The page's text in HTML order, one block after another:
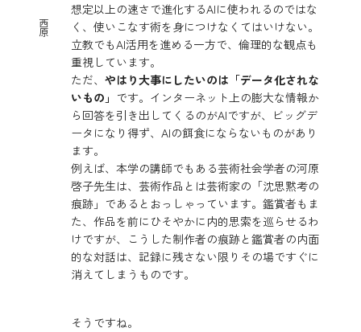
西
原
想定以上の速さで進化するAIに使われるのではな
く、使いこなす術を身につけなくてはいけない。
立教でもAI活用を進める一方で、倫理的な観点も
重視しています。
ただ、 やはり大事にしたいのは「データ化されな
いもの」 です。インターネット上の膨大な情報か
ら回答を引き出してくるのがAIですが、ビッグデ
ータになり得ず、AIの餌食にならないものがあり
ます。
例えば、本学の講師でもある芸術社会学者の河原
啓子先生は、芸術作品とは芸術家の「沈思黙考の
痕跡」であるとおっしゃっています。鑑賞者もま
た、作品を前にひそやかに内的思索を巡らせるわ
けですが、こうした制作者の痕跡と鑑賞者の内面
的な対話は、記録に残さない限りその場ですぐに
消えてしまうものです。
そうですね。